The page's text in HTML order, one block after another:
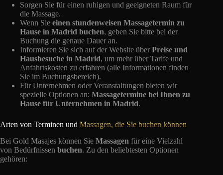
Sorgen Sie für einen ruhigen und geeigneten Raum für
die Massage.
Wenn Sie einen stundenweisen Massagetermin zu
Hause in Madrid buchen, geben Sie bitte bei der
Buchung die genaue Dauer an.
Informieren Sie sich auf der Website über Preise und
Hausbesuche in Madrid, um mehr über Tarife und
Anfahrtskosten zu erfahren (alle Informationen finden
Sie im Buchungsbereich).
Für Unternehmen oder Veranstaltungen bieten wir
spezielle Optionen an: Massagetermine bei Ihnen zu
Hause für Unternehmen in Madrid.
Arten von Terminen und Massagen, die Sie buchen können
Bei Gold Masajes können Sie Massagen für eine Vielzahl
von Bedürfnissen buchen. Zu den beliebtesten Optionen
gehören: